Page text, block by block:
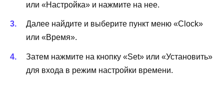
или «Настройка» и нажмите на нее.
Далее найдите и выберите пункт меню «Clock»
или «Время».
Затем нажмите на кнопку «Set» или «Установить»
для входа в режим настройки времени.